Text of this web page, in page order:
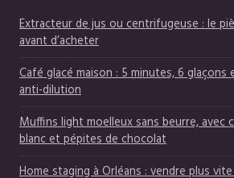
Extracteur de jus ou centrifugeuse : le
avant d’acheter
Café glacé maison : 5 minutes, 6
anti-dilution
Muffins light moelleux sans beurre, avec
blanc et pépites de chocolat
Home staging à Orléans : vendre plus